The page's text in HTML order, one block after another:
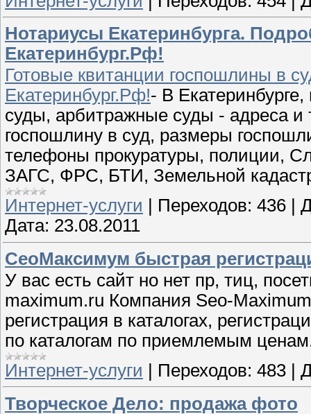
Нотариусы Екатеринбурга.
Екатеринбург.Рф!
Готовые квитанции госпошлины в
Екатеринбург.Рф!- В
суды, арбитражные суды - адреса и
госпошлину в суд, размеры
телефоны прокуратуры, полиции,
ЗАГС, ФРС, БТИ, Земельной
Интернет-услуги
Переходов: 436
Дата: 23.08.2011
СеоМаксимум быстрая
У вас есть сайт но нет пр, тиц,
maximum.ru Компания Seo-
регистрация в каталогах,
по каталогам по приемлемым
Интернет-услуги
Переходов: 483
Творческое Дело: продажа фото